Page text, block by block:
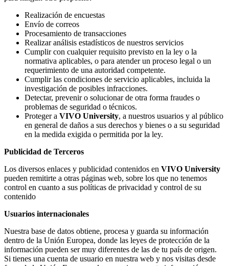
Realización de encuestas
Envío de correos
Procesamiento de transacciones
Realizar análisis estadísticos de nuestros servicios
Cumplir con cualquier requisito previsto en la ley o la
normativa aplicables, o para atender un proceso legal o un
requerimiento de una autoridad competente.
Cumplir las condiciones de servicio aplicables, incluida la
investigación de posibles infracciones.
Detectar, prevenir o solucionar de otra forma fraudes o
problemas de seguridad o técnicos.
Proteger a VIVO University, a nuestros usuarios y al público
en general de daños a sus derechos y bienes o a su seguridad
en la medida exigida o permitida por la ley.
Publicidad de Terceros
Los diversos enlaces y publicidad contenidos en VIVO University
pueden remitirte a otras páginas web, sobre los que no tenemos
control en cuanto a sus políticas de privacidad y control de su
contenido
Usuarios internacionales
Nuestra base de datos obtiene, procesa y guarda su información
dentro de la Unión Europea, donde las leyes de protección de la
información pueden ser muy diferentes de las de tu país de origen.
Si tienes una cuenta de usuario en nuestra web y nos visitas desde